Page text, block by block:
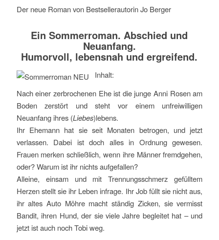
Der neue Roman von Bestsellerautorin Jo Berger
Ein Sommerroman. Abschied und
Neuanfang.
Humorvoll, lebensnah und ergreifend.
Inhalt:
Nach einer zerbrochenen Ehe ist die junge Anni Rosen am
Boden zerstört und steht vor einem unfreiwilligen
Neuanfang ihres (Liebes)lebens.
Ihr Ehemann hat sie seit Monaten betrogen, und jetzt
verlassen. Dabei ist doch alles in Ordnung gewesen.
Frauen merken schließlich, wenn ihre Männer fremdgehen,
oder? Warum ist ihr nichts aufgefallen?
Alleine, einsam und mit Trennungsschmerz gefülltem
Herzen stellt sie ihr Leben infrage. Ihr Job füllt sie nicht aus,
ihr altes Auto Möhre macht ständig Zicken, sie vermisst
Bandit, ihren Hund, der sie viele Jahre begleitet hat – und
jetzt ist auch noch Tobi weg.